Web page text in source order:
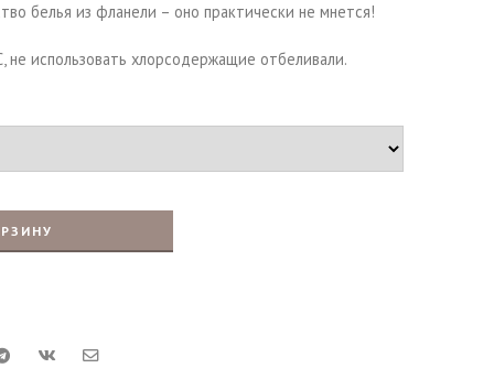
белья из фланели – оно практически не мнется!
не использовать хлорсодержащие отбеливали.